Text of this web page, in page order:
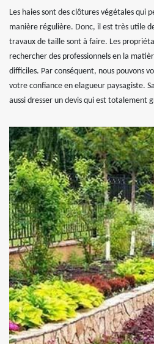
Les haies sont des clôtures végétales qui
manière régulière. Donc, il est très utile
travaux de taille sont à faire. Les
rechercher des professionnels en la
difficiles. Par conséquent, nous pouvons
votre confiance en elagueur paysagiste.
aussi dresser un devis qui est totalement